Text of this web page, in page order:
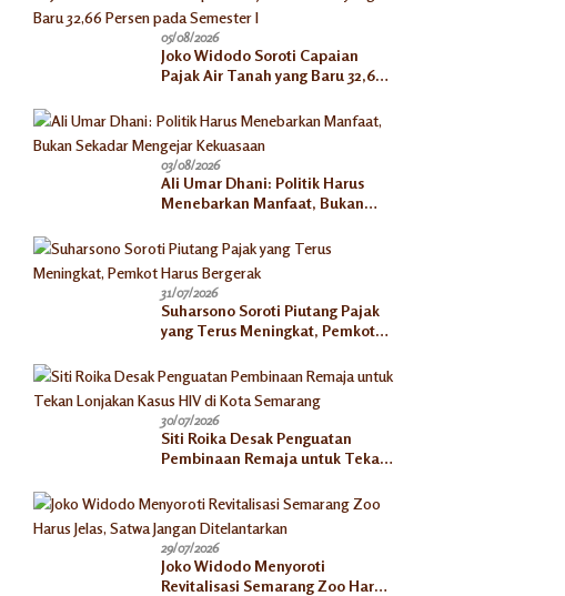
05/08/2026
Joko Widodo Soroti Capaian
Pajak Air Tanah yang Baru 32,66
03/08/2026
Ali Umar Dhani: Politik Harus
Menebarkan Manfaat, Bukan
31/07/2026
Suharsono Soroti Piutang Pajak
yang Terus Meningkat, Pemkot
30/07/2026
Siti Roika Desak Penguatan
Pembinaan Remaja untuk Tekan
Semarang
29/07/2026
Joko Widodo Menyoroti
Revitalisasi Semarang Zoo Harus